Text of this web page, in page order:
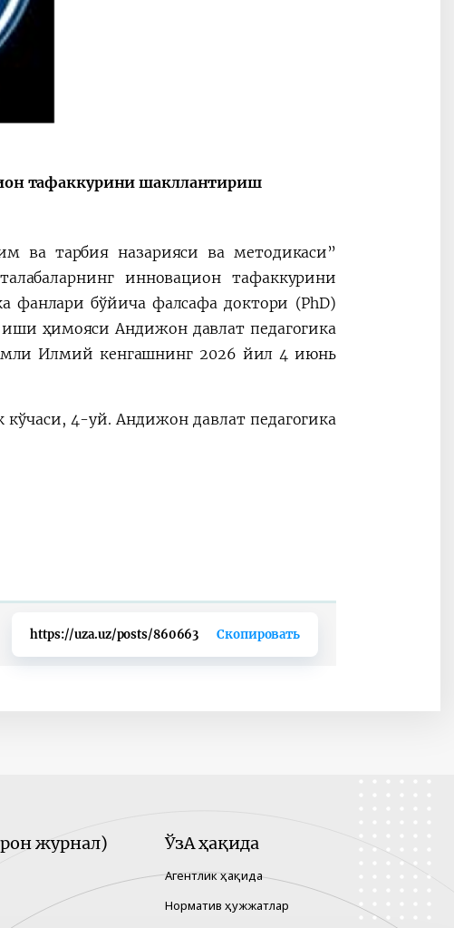
тафаккурини шакллантириш
ва тарбия назарияси ва методикаси”
инновацион тафаккурини
фанлари бўйича фалсафа доктори (PhD)
ҳимояси Андижон давлат педагогика
Илмий кенгашнинг 2026 йил 4 июнь
4-уй. Андижон давлат педагогика
https://uza.uz/posts/860663 Скопировать
журнал) ЎзА ҳақида
Агентлик ҳақида
Норматив ҳужжатлар